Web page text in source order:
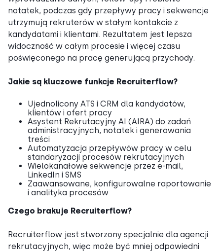
notatek, podczas gdy przepływy pracy i sekwencje
utrzymują rekruterów w stałym kontakcie z
kandydatami i klientami. Rezultatem jest lepsza
widoczność w całym procesie i więcej czasu
poświęconego na pracę generującą przychody.
Jakie są kluczowe funkcje Recruiterflow?
Ujednolicony ATS i CRM dla kandydatów,
klientów i ofert pracy
Asystent Rekrutacyjny AI (AIRA) do zadań
administracyjnych, notatek i generowania
treści
Automatyzacja przepływów pracy w celu
standaryzacji procesów rekrutacyjnych
Wielokanałowe sekwencje przez e-mail,
LinkedIn i SMS
Zaawansowane, konfigurowalne raportowanie
i analityka procesów
Czego brakuje Recruiterflow?
Recruiterflow jest stworzony specjalnie dla agencji
rekrutacyjnych, więc może być mniej odpowiedni